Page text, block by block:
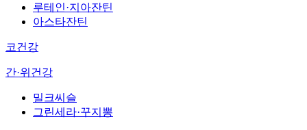
루테인·지아잔틴
아스타잔틴
코건강
간·위건강
밀크씨슬
그린세라·꾸지뽕